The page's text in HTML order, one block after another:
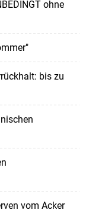
ohne
bis zu
vom Acker